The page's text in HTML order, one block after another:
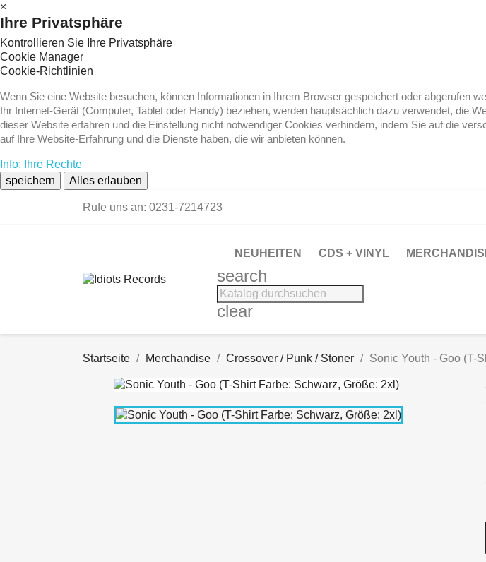
×
Ihre Privatsphäre
Kontrollieren Sie Ihre Privatsphäre
Cookie Manager
Cookie-Richtlinien
Wenn Sie eine Website besuchen, können Informationen in Ihrem Browser gespeichert oder abgerufen
Ihr Internet-Gerät (Computer, Tablet oder Handy) beziehen, werden hauptsächlich dazu verwendet, die
dieser Website erfahren und die Einstellung nicht notwendiger Cookies verhindern, indem Sie auf die
auf Ihre Website-Erfahrung und die Dienste haben, die wir anbieten können.
Info: Ihre Rechte
speichern
Alles erlauben
Rufe uns an: 0231-7214723
NEUHEITEN CDS + VINYL
search
clear
Startseite Merchandise Crossover / Punk / Stoner Sonic Youth - Goo (T-